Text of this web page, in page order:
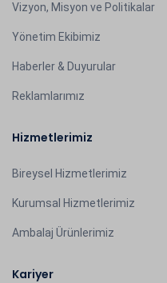
Vizyon, Misyon ve Politikalar
Yönetim Ekibimiz
Haberler & Duyurular
Reklamlarımız
Hizmetlerimiz
Bireysel Hizmetlerimiz
Kurumsal Hizmetlerimiz
Ambalaj Ürünlerimiz
Kariyer